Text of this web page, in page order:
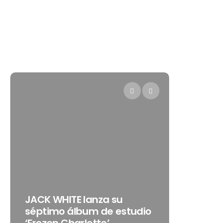
JACK WHITE lanza su
séptimo álbum de estudio